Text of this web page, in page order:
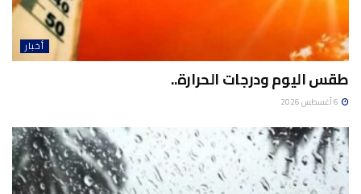
أخبار
طقس اليوم ودرجات الحرارة..